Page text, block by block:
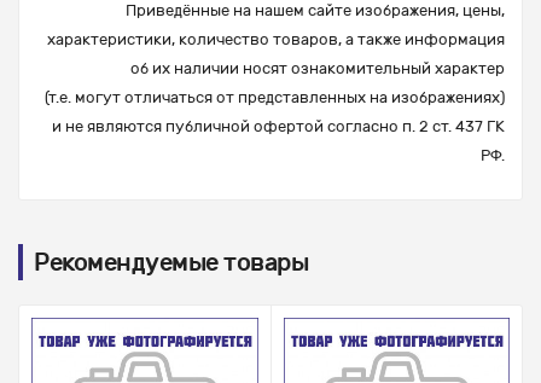
Приведённые на нашем сайте изображения, цены,
характеристики, количество товаров, а также информация
об их наличии носят ознакомительный характер
(т.е. могут отличаться от представленных на изображениях)
и не являются публичной офертой согласно п. 2 ст. 437 ГК
РФ.
Рекомендуемые товары